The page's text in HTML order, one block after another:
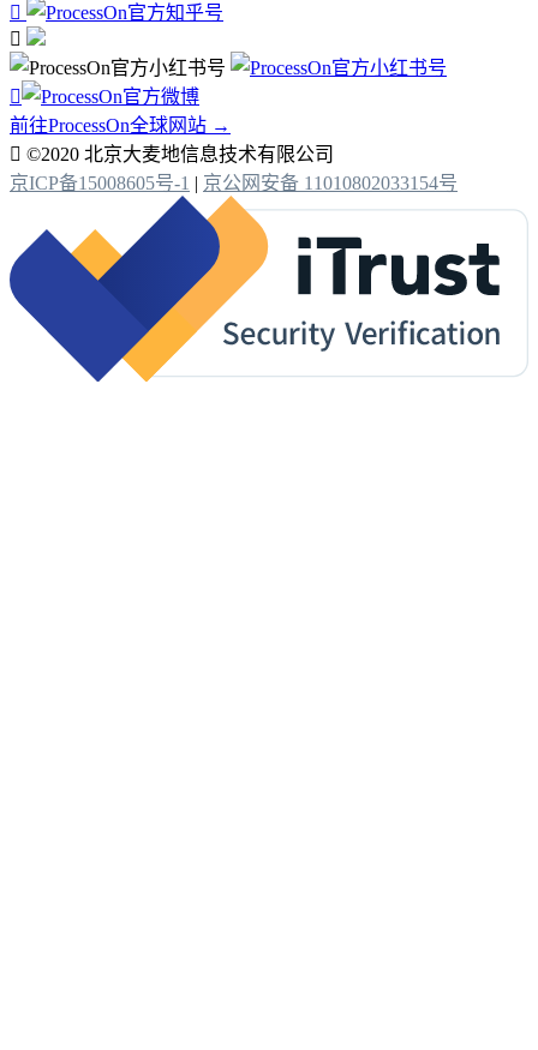



前往ProcessOn全球网站 →
 ©2020 北京大麦地信息技术有限公司
京ICP备15008605号-1 | 京公网安备 11010802033154号